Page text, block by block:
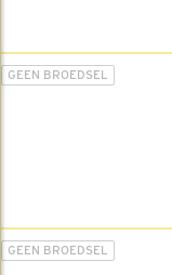
GEEN BROEDSEL
GEEN BROEDSEL